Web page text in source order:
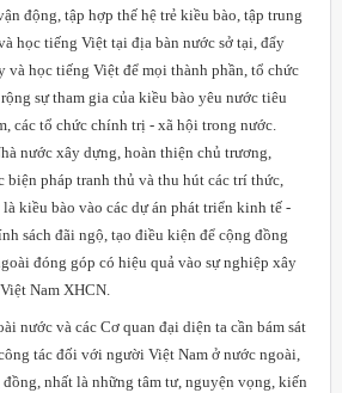
động, tập hợp thế hệ trẻ kiều bào, tập trung
học tiếng Việt tại địa bàn nước sở tại, đẩy
và học tiếng Việt để mọi thành phần, tổ chức
sự tham gia của kiều bào yêu nước tiêu
, các tổ chức chính trị - xã hội trong nước.
nước xây dựng, hoàn thiện chủ trương,
biện pháp tranh thủ và thu hút các trí thức,
kiều bào vào các dự án phát triển kinh tế -
sách đãi ngộ, tạo điều kiện để cộng đồng
đóng góp có hiệu quả vào sự nghiệp xây
Nam XHCN.
nước và các Cơ quan đại diện ta cần bám sát
tác đối với người Việt Nam ở nước ngoài,
nhất là những tâm tư, nguyện vọng, kiến